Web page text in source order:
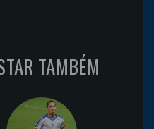
TAMBÉM